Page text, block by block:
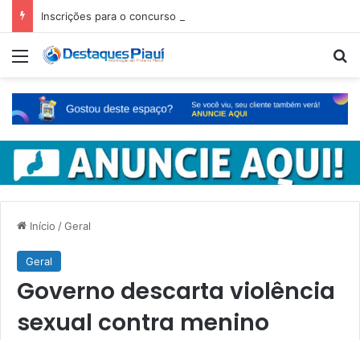
Menu
Início /Geral
Geral
Governo descarta violência
sexual contra menino